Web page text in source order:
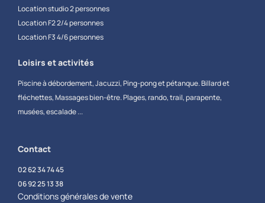
Location studio 2 personnes
Location F2 2/4 personnes
Location F3 4/6 personnes
Loisirs et activités
Piscine à débordement, Jacuzzi, Ping-pong et pétanque. Billard et
fléchettes, Massages bien-être. Plages, rando, trail, parapente,
musées, escalade ...
Contact
02 62 34 74 45
06 92 25 13 38
Conditions générales de vente